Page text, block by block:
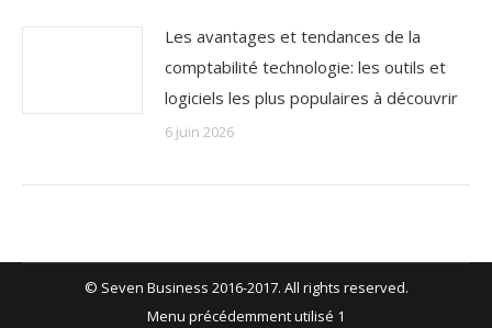
Les avantages et tendances de la
comptabilité technologie: les outils et
logiciels les plus populaires à découvrir
6 juin 2026
© Seven Business 2016-2017. All rights reserved.
Menu précédemment utilisé 1